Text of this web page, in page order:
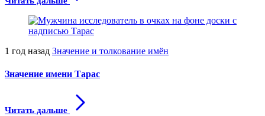
1 год назад Значение и толкование имён
Значение имени Тарас
Читать дальше